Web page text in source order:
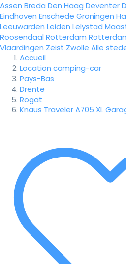
Assen Breda Den Haag Deventer
Eindhoven Enschede Groningen
Leeuwarden Leiden Lelystad
Roosendaal Rotterdam
Vlaardingen Zeist Zwolle Alle
Accueil
Location camping-car
Pays-Bas
Drente
Rogat
Knaus Traveler A705 XL